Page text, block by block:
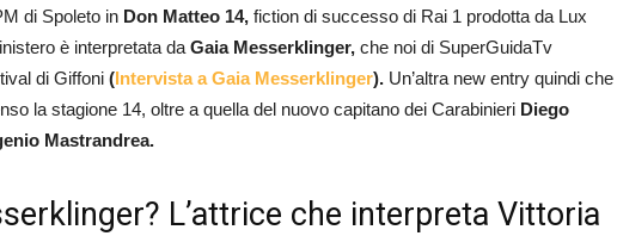
di Spoleto in Don Matteo 14, fiction di successo di Rai 1 prodotta da Lux
è interpretata da Gaia Messerklinger, che noi di SuperGuidaTv
di Giffoni (Intervista a Gaia Messerklinger). Un’altra new entry quindi che
la stagione 14, oltre a quella del nuovo capitano dei Carabinieri Diego
Mastrandrea.
L’attrice che interpreta Vittoria